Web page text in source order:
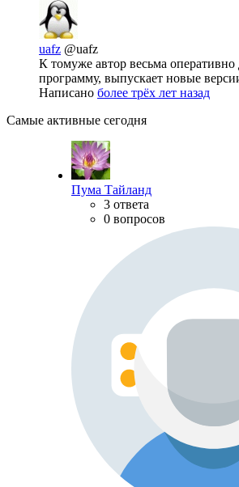
uafz @uafz
К томуже автор весьма оперативно
программу, выпускает новые
Написано более трёх лет назад
Самые активные сегодня
Пума Тайланд
3 ответа
0 вопросов